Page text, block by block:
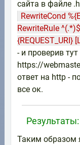
сайта в файле
RewriteCond
RewriteRule
{REQUEST_URI}
- и проверив тут
https://
ответ на http -
все ок.
Результаты:
Таким образом